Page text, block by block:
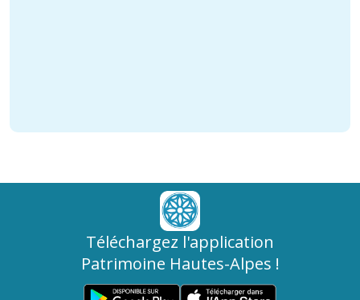
Téléchargez l'application
Patrimoine Hautes-Alpes !